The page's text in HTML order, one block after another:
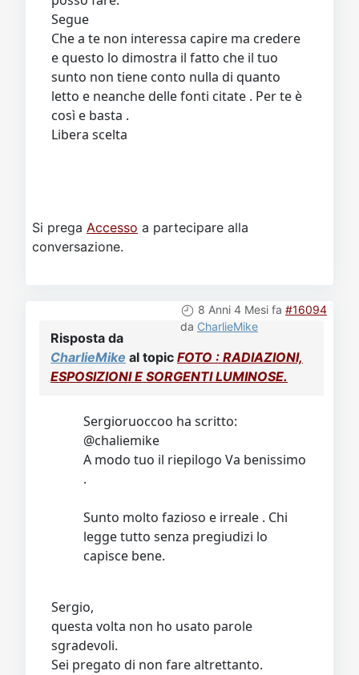
Segue
Che a te non interessa capire ma credere
e questo lo dimostra il fatto che il tuo
sunto non tiene conto nulla di quanto
letto e neanche delle fonti citate . Per te è
così e basta .
Libera scelta
Si prega Accesso a partecipare alla
conversazione.
8 Anni 4 Mesi fa #16094
da CharlieMike
Risposta da
CharlieMike al topic FOTO : RADIAZIONI,
ESPOSIZIONI E SORGENTI LUMINOSE.
Sergioruoccoo ha scritto:
@chaliemike
A modo tuo il riepilogo Va benissimo
.
Sunto molto fazioso e irreale . Chi
legge tutto senza pregiudizi lo
capisce bene.
Sergio,
questa volta non ho usato parole
sgradevoli.
Sei pregato di non fare altrettanto.